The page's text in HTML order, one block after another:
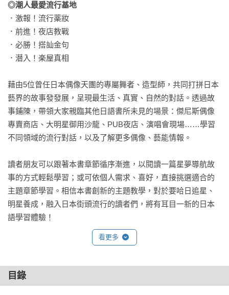
◎潮人最愛流行基地
．激報！流行薬妝
．前進！夜店教戰
．必勝！搭訕金句
．潜入！楽屋真相
藉由5位曾任日本偶像天團的專屬舞者、造型師，共同打拼日本
藝界的故事發發展，呈現最生活、真實、自然的對話。透過故
事鋪陳，帶領大家親臨其他日語書所未見的場景：傑尼斯偶像
專賣商店、大明星御用沙龍、PUB夜店、演唱會現場……學習
不同領域的流行對話，以及了解更多偶像、藝能情報。
讀者朋友可以跟著本書章節循序漸進，以閱讀一篇星夢導航故
事的方式輕鬆學習；或可依個人需求、喜好，直接挑選適合的
主題章節學習。相信本書創新的主題教學，對於要哈日追星、
明星養成，融入日本街頭流行的讀者們，將有耳目一新的日本
語學習體驗！
看更多
目錄